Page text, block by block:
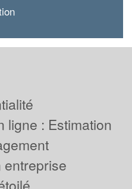
ligne : Estimation
entreprise